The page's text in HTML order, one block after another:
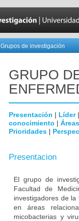
Grupos de investigación
GRUPO
Presentación | Líder|
conocimiento |
Prioridades |
Presentacion
El grupo de
Facultad de
investigadores de
en áreas
micobacterias y